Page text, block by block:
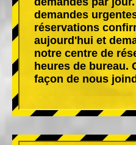
demandes
réservations
aujourd'hui et
notre centre de
heures de bureau.
façon de nous